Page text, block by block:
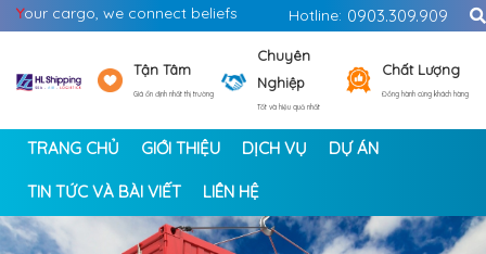
Your cargo, we connect beliefs Hotline: 0903.309.909
Tận Tâm
Giá ổn định nhất thị trường
Chuyên
Nghiệp
Tốt và hiệu quả nhất
Chất Lượng
Đồng hành cùng khách hàng
TRANG CHỦ GIỚI THIỆU DỊCH VỤ DỰ ÁN
TIN TỨC VÀ BÀI VIẾT LIÊN HỆ